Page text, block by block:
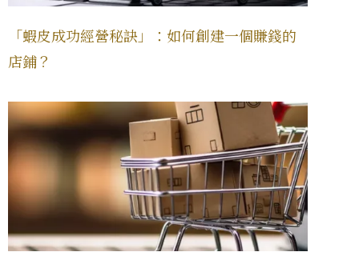
「蝦皮成功經營秘訣」：如何創建一個賺錢的
店鋪？